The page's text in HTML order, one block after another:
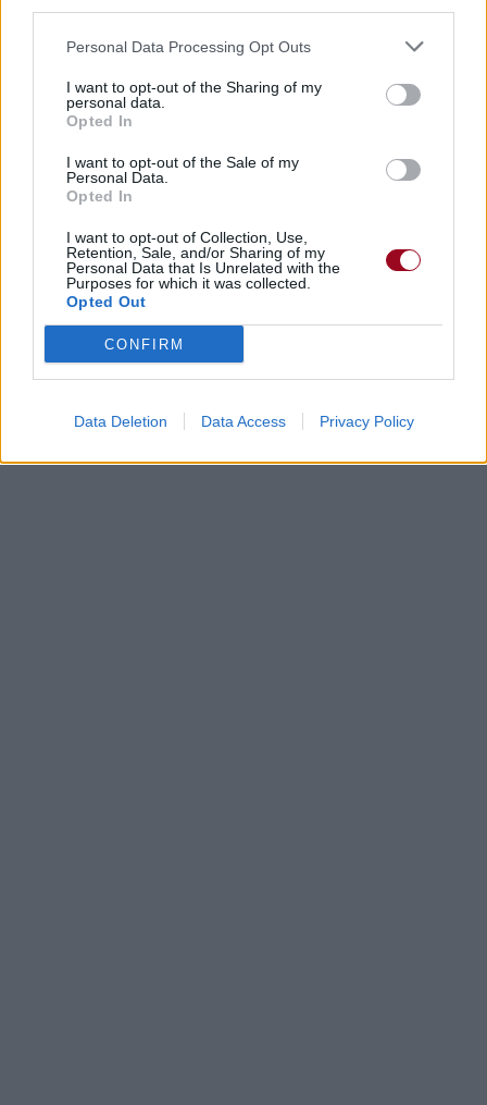
Personal Data Processing Opt Outs
I want to opt-out of the Sharing of my
personal data.
Opted In
I want to opt-out of the Sale of my
Personal Data.
Opted In
I want to opt-out of Collection, Use,
Retention, Sale, and/or Sharing of my
Personal Data that Is Unrelated with the
Purposes for which it was collected.
Opted Out
CONFIRM
Data Deletion Data Access Privacy Policy